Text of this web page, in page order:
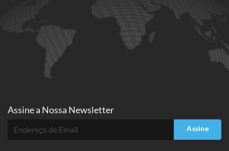
Assine a Nossa Newsletter
Assine